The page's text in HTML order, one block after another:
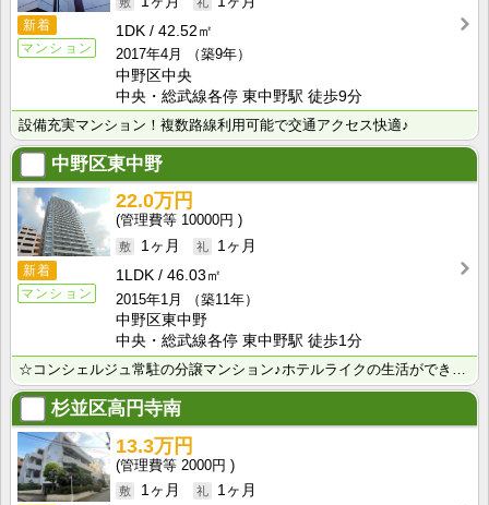
新着
マンション
1DK
42.52㎡
2017年4月
（築9年）
中野区中央
中央・総武線各停 東中野駅 徒歩9分
設備充実マンション！複数路線利用可能で交通アクセス快適♪
中野区東中野
新着
マンション
22.0万円
10000円
1ヶ月
1ヶ月
1LDK
46.03㎡
2015年1月
（築11年）
中野区東中野
中央・総武線各停 東中野駅 徒歩1分
☆コンシェルジュ常駐の分譲マンション♪ホテルライクの生活ができます☆
杉並区高円寺南
13.3万円
2000円
1ヶ月
1ヶ月